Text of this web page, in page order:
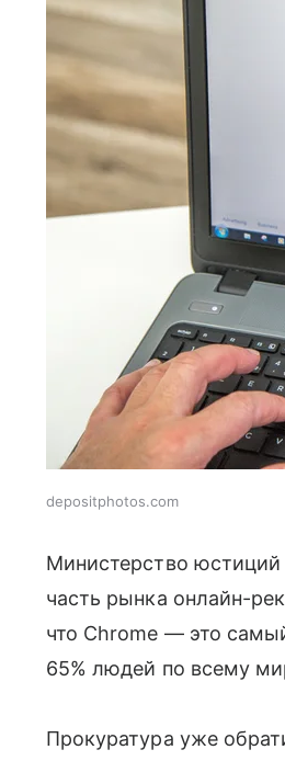
depositphotos.com
Министерство
часть рынка онлайн-
что Chrome — это
65% людей по всему
Прокуратура уже